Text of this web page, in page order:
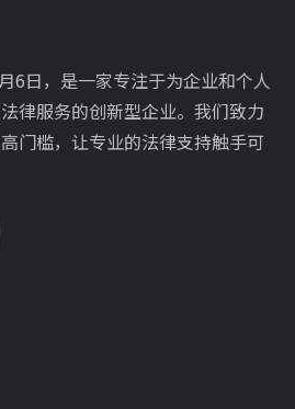
6日，是一家专注于为企业和个人
律服务的创新型企业。我们致力
门槛，让专业的法律支持触手可